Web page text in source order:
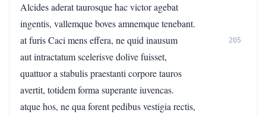
Alcides aderat taurosque hac victor agebat
ingentis, vallemque boves amnemque tenebant.
at furis Caci mens effera, ne quid inausum
205
aut intractatum scelerisve dolive fuisset,
quattuor a stabulis praestanti corpore tauros
avertit, totidem forma superante iuvencas.
atque hos, ne qua forent pedibus vestigia rectis,